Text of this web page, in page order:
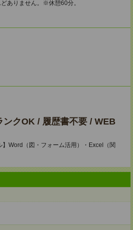
ありません。※休憩60分。
クOK / 履歴書不要 / WEB
Word（図・フォーム活用）・Excel（関